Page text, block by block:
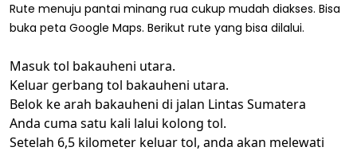
Rute menuju pantai minang rua cukup mudah diakses. Bisa
buka peta Google Maps. Berikut rute yang bisa dilalui.
Masuk tol bakauheni utara.
Keluar gerbang tol bakauheni utara.
Belok ke arah bakauheni di jalan Lintas Sumatera
Anda cuma satu kali lalui kolong tol.
Setelah 6,5 kilometer keluar tol, anda akan melewati